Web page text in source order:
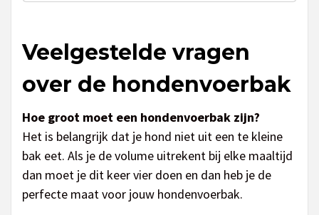
Veelgestelde vragen
over de hondenvoerbak
Hoe groot moet een hondenvoerbak zijn?
Het is belangrijk dat je hond niet uit een te kleine
bak eet. Als je de volume uitrekent bij elke maaltijd
dan moet je dit keer vier doen en dan heb je de
perfecte maat voor jouw hondenvoerbak.